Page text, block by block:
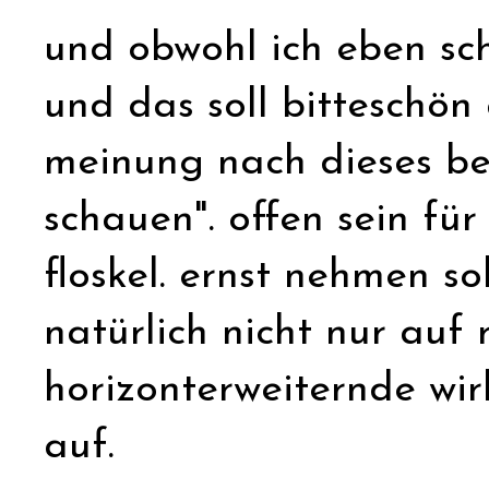
und obwohl ich eben
und das soll
meinung nach dieses
schauen". offen sein
floskel. ernst nehmen
natürlich nicht nur auf
horizonterweiternde
auf.